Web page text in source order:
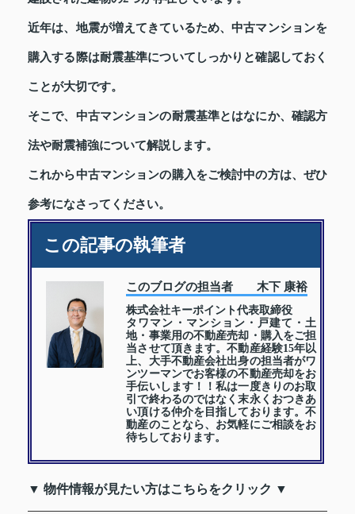
近年は、地震が増えてきているため、中古マンションを
購入する際は耐震基準についてしっかりと確認しておく
ことが大切です。
そこで、中古マンションの耐震基準とはなにか、確認方
法や耐震補強について解説します。
これから中古マンションの購入をご検討中の方は、ぜひ
参考になさってください。
この記事の執筆者
このブログの担当者 木下 康裕
株式会社キーポイント代表取締役
タワマン・マンション・戸建て・土
地・事業用の不動産売却・購入をご担
当させて頂きます。不動産経験15年以
上、大手不動産会社出身の担当者がワ
ンツーマンでお客様の不動産売却をお
手伝いします！！私は一度きりのお取
引で終わるのではなく末永くおつきあ
い頂ける仲介を目指しております。不
動産のことなら、お気軽にご相談をお
待ちしております。
▼ 物件情報が見たい方はこちらをクリック ▼